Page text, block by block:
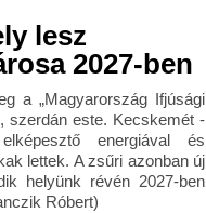
lesz
2027-ben
a „Magyarország Ifjúsági
szerdán este. Kecskemét -
energiával és
lettek. A zsűri azonban új
helyünk révén 2027-ben
Róbert)